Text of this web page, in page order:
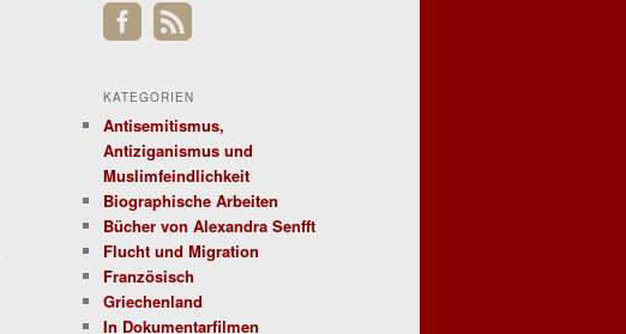
h
e
KATEGORIEN
Antisemitismus,
Antiziganismus und
Muslimfeindlichkeit
Biographische Arbeiten
Bücher von Alexandra Senfft
Flucht und Migration
Französisch
Griechenland
In Dokumentarfilmen